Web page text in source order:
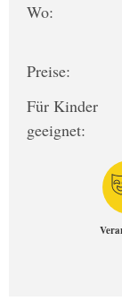
Wo:
Preise:
Für Kinder
geeignet: